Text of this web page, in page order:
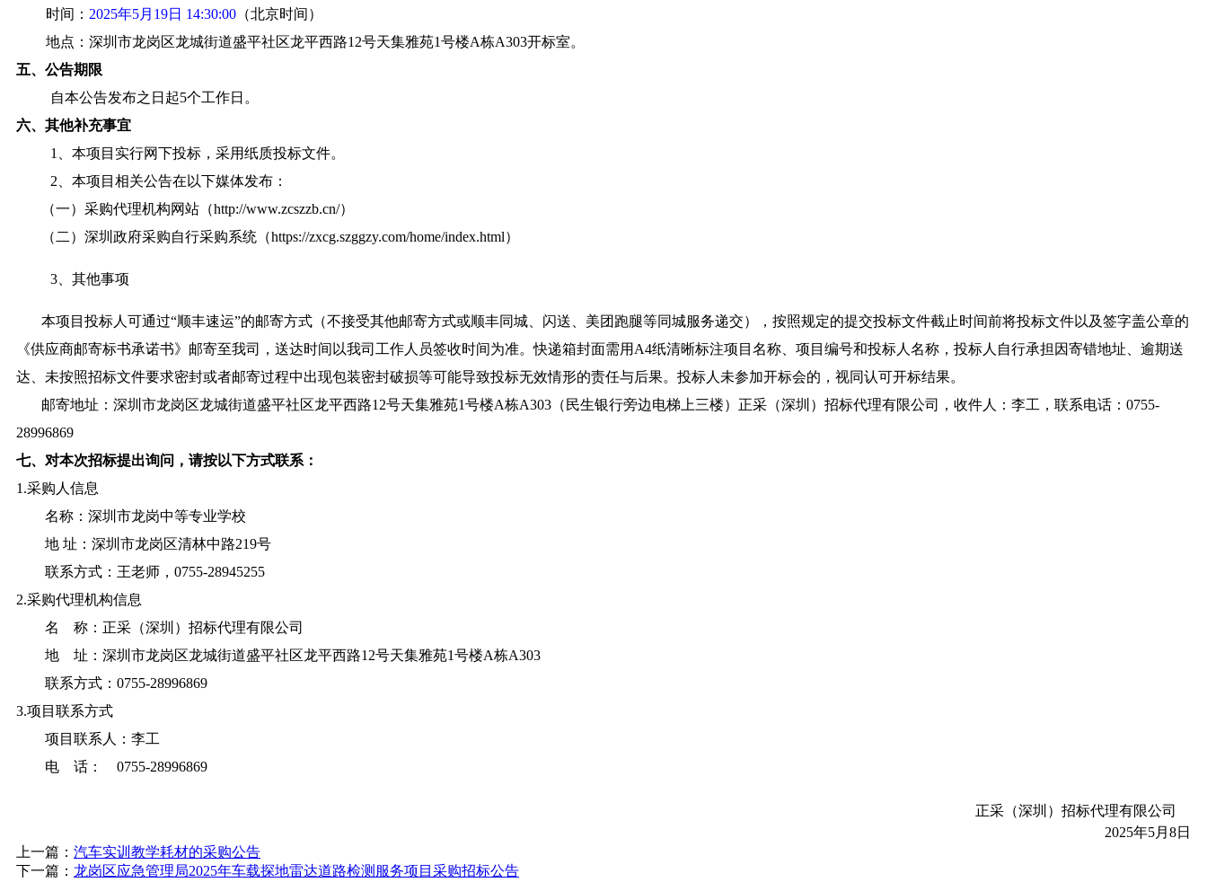
时间： 2025年5月19日 14:30:00 （北京时间）
地点：深圳市龙岗区龙城街道盛平社区龙平西路12号天集雅苑1号楼A栋A303开标室。
五、公告期限
自本公告发布之日起5个工作日。
六、其他补充事宜
1、本项目实行网下投标，采用纸质投标文件。
2、本项目相关公告在以下媒体发布：
（一）采购代理机构网站（http://www.zcszzb.cn/）
（二）深圳政府采购自行采购系统（https://zxcg.szggzy.com/home/index.html）
3、其他事项
本项目投标人可通过“顺丰速运”的邮寄方式（不接受其他邮寄方式或顺丰同城、闪送、美团跑腿等同城服务递交），按照规定的提交投标文件截止时间前将投标文件以及签字盖公章的
《供应商邮寄标书承诺书》邮寄至我司，送达时间以我司工作人员签收时间为准。快递箱封面需用A4纸清晰标注项目名称、项目编号和投标人名称，投标人自行承担因寄错地址、逾期送
达、未按照招标文件要求密封或者邮寄过程中出现包装密封破损等可能导致投标无效情形的责任与后果。投标人未参加开标会的，视同认可开标结果。
邮寄地址：深圳市龙岗区龙城街道盛平社区龙平西路12号天集雅苑1号楼A栋A303（民生银行旁边电梯上三楼）正采（深圳）招标代理有限公司，收件人：李工，联系电话：0755-
28996869
七、对本次招标提出询问，请按以下方式联系：
1.采购人信息
名称：深圳市龙岗中等专业学校
地 址：深圳市龙岗区清林中路219号
联系方式：王老师，0755-28945255
2.采购代理机构信息
名 称：正采（深圳）招标代理有限公司
地 址：深圳市龙岗区龙城街道盛平社区龙平西路12号天集雅苑1号楼A栋A303
联系方式：0755-28996869
3.项目联系方式
项目联系人：李工
电 话： 0755-28996869
正采（深圳）招标代理有限公司
2025年5月8日
上一篇： 汽车实训教学耗材的采购公告
下一篇： 龙岗区应急管理局2025年车载探地雷达道路检测服务项目采购招标公告